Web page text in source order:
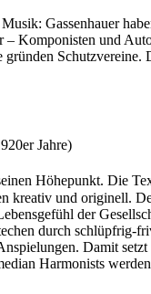
Gassenhauer
– Komponisten und
Schutzvereine.
Jahre)
Höhepunkt. Die
kreativ und originell.
der
durch schlüpfrig-
Damit setzt
Harmonists